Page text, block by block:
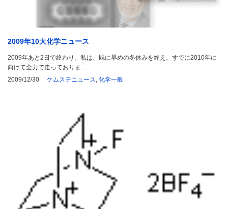
2009年10大化学ニュース
2009年あと2日で終わり。私は、既に早めの冬休みを終え、すでに2010年に
向けて全力で走っておりま…
2009/12/30
ケムステニュース, 化学一般